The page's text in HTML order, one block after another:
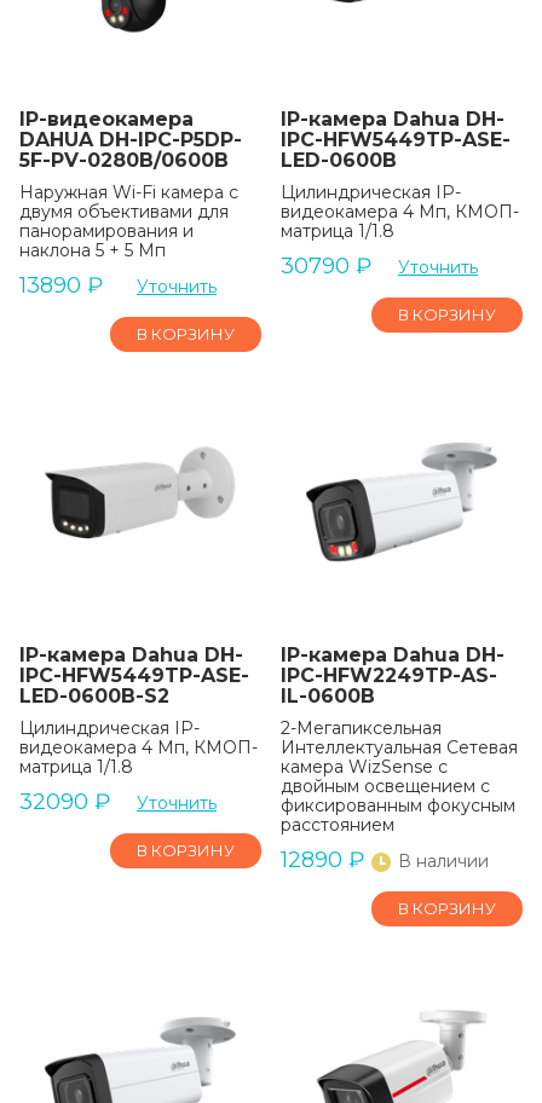
IP-видеокамера
DAHUA DH-IPC-P5DP-
5F-PV-0280B/0600B
Наружная Wi-Fi камера с
двумя объективами для
панорамирования и
наклона 5 + 5 Мп
13890 ₽ Уточнить
В КОРЗИНУ
IP-камера Dahua DH-
IPC-HFW5449TP-ASE-
LED-0600B
Цилиндрическая IP-
видеокамера 4 Мп, КМОП-
матрица 1/1.8
30790 ₽ Уточнить
В КОРЗИНУ
IP-камера Dahua DH-
IPC-HFW5449TP-ASE-
LED-0600B-S2
Цилиндрическая IP-
видеокамера 4 Мп, КМОП-
матрица 1/1.8
32090 ₽ Уточнить
В КОРЗИНУ
IP-камера Dahua DH-
IPC-HFW2249TP-AS-
IL-0600B
2-Мегапиксельная
Интеллектуальная Сетевая
камера WizSense с
двойным освещением с
фиксированным фокусным
расстоянием
12890 ₽ В наличии
В КОРЗИНУ